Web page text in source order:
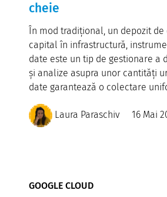
cheie
În mod tradițional, un depozit
capital în infrastructură,
date este un tip de gestionare
și analize asupra unor cantități
date garantează o colectare
Laura Paraschiv 16 Mai
GOOGLE CLOUD